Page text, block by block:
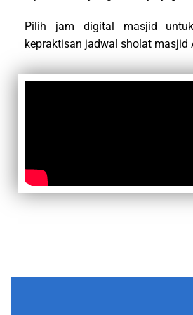
Pilih jam digital masjid
kepraktisan jadwal sholat masjid